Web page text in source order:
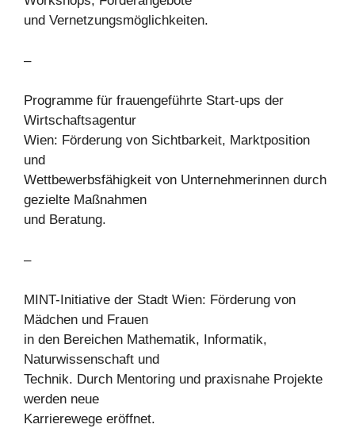
und Vernetzungsmöglichkeiten.
–
Programme für frauengeführte Start-ups der
Wirtschaftsagentur
Wien: Förderung von Sichtbarkeit, Marktposition
und
Wettbewerbsfähigkeit von Unternehmerinnen durch
gezielte Maßnahmen
und Beratung.
–
MINT-Initiative der Stadt Wien: Förderung von
Mädchen und Frauen
in den Bereichen Mathematik, Informatik,
Naturwissenschaft und
Technik. Durch Mentoring und praxisnahe Projekte
werden neue
Karrierewege eröffnet.